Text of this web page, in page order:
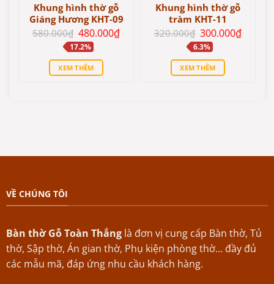
Khung hình thờ gỗ
Giáng Hương KHT-09
580.000₫ Giá
gốc
là:
580.000₫.
480.000₫Giá
17.2%
XEM THÊM
Khung hình thờ gỗ
tràm KHT-11
320.000₫ Giá
gốc
là:
320.000₫.
300.000₫Giá
6.3%
XEM THÊM
VỀ CHÚNG TÔI
Bàn thờ Gỗ Toàn Thắnglà đơn vị cung cấp Bàn thờ, Tủ
thờ, Sập thờ, Án gian thờ, Phụ kiện phòng thờ... đầy đủ
các mẫu mã, đáp ứng nhu cầu khách hàng.